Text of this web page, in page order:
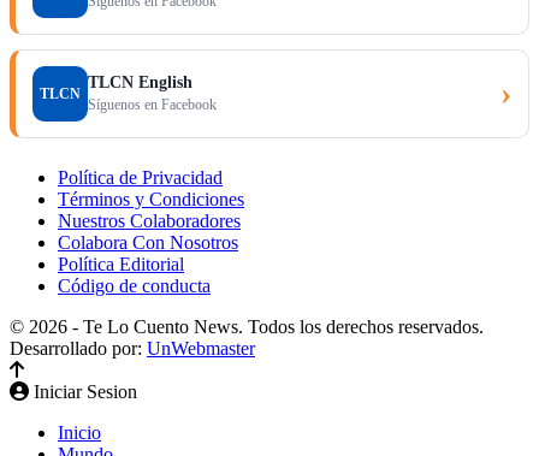
TLCN
TLCN English
Síguenos en Facebook ›
Política de Privacidad
Términos y Condiciones
Nuestros Colaboradores
Colabora Con Nosotros
Política Editorial
Código de conducta
© 2026 - Te Lo Cuento News. Todos los derechos reservados.
Desarrollado por: UnWebmaster
Iniciar Sesion
Inicio